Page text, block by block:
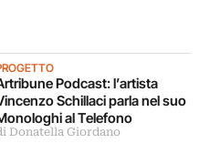
Podcast: l’artista
Schillaci parla nel suo
al Telefono
Donatella Giordano